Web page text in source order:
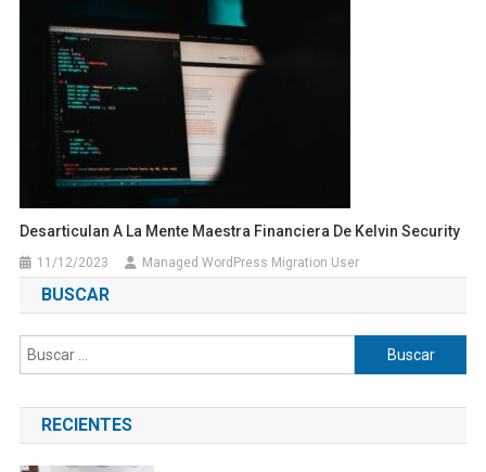
Desarticulan A La Mente Maestra Financiera De Kelvin Security
11/12/2023 Managed WordPress Migration User
BUSCAR
Buscar:
RECIENTES